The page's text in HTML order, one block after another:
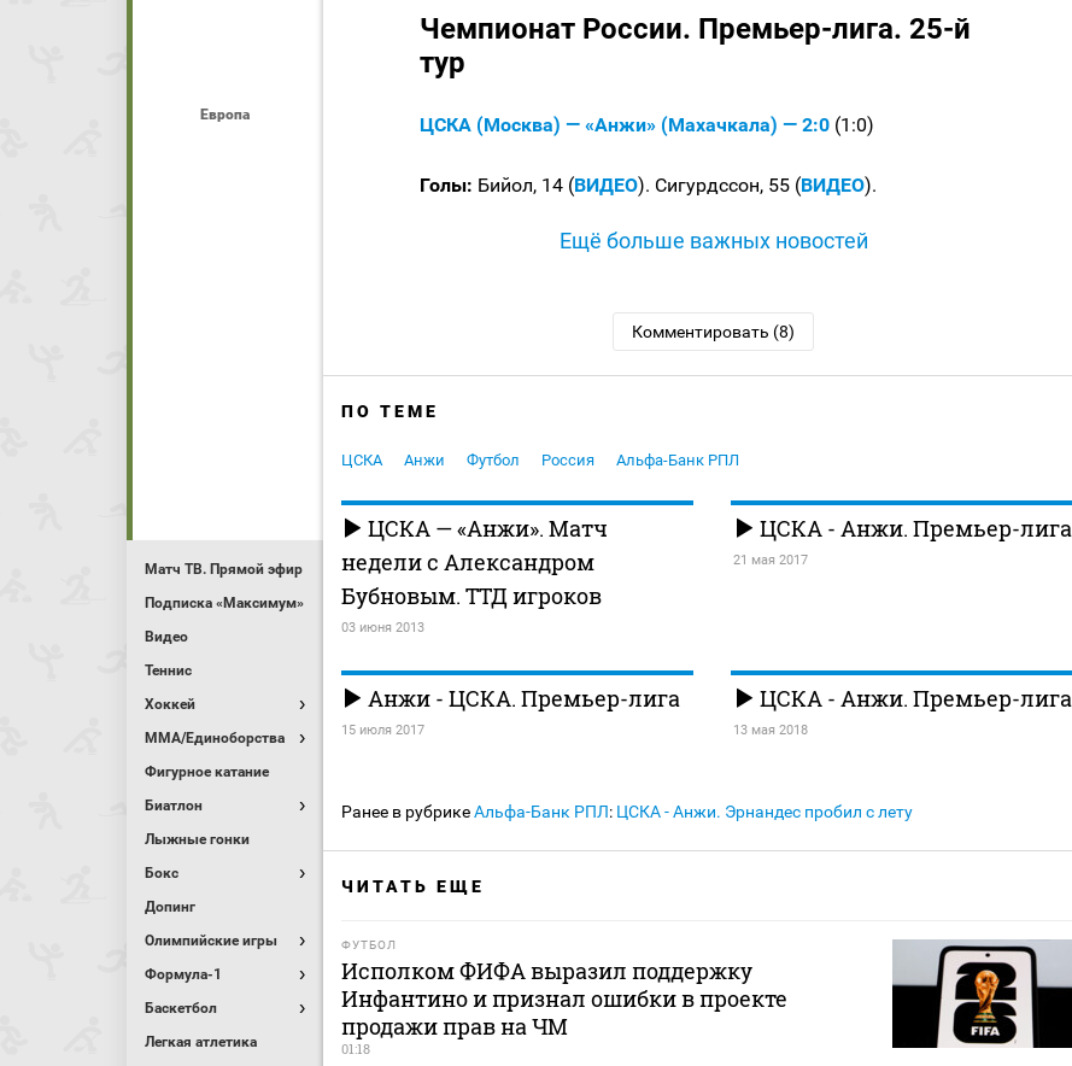
Европа
Матч ТВ. Прямой эфир
Подписка «Максимум»
Видео
Теннис
Хоккей
MMA/Единоборства
Фигурное катание
Биатлон
Лыжные гонки
Бокс
Допинг
Олимпийские игры
Формула-1
Баскетбол
Легкая атлетика
Чемпионат России. Премьер-лига. 25-й
тур
ЦСКА (Москва) — «Анжи» (Махачкала) — 2:0 (1:0)
Голы: Бийол, 14 (ВИДЕО). Сигурдссон, 55 (ВИДЕО).
Ещё больше важных новостей
Комментировать (8)
ПО ТЕМЕ
ЦСКА Анжи Футбол Россия Альфа-Банк РПЛ
ЦСКА — «Анжи». Матч
недели с Александром
Бубновым. ТТД игроков
03 июня 2013
ЦСКА - Анжи. Премьер-лига
21 мая 2017
Анжи - ЦСКА. Премьер-лига
15 июля 2017
ЦСКА - Анжи. Премьер-лига
13 мая 2018
Ранее в рубрикеАльфа-Банк РПЛ: ЦСКА - Анжи. Эрнандес пробил с лету
ЧИТАТЬ ЕЩЕ
ФУТБОЛ
Исполком ФИФА выразил поддержку
Инфантино и признал ошибки в проекте
продажи прав на ЧМ
01:18